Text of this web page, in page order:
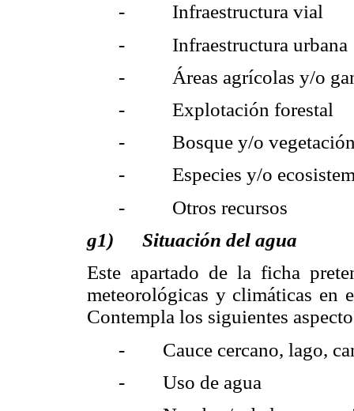
- Infraestructura vial
- Infraestructura urbana
- Áreas agrícolas y/o
- Explotación forestal
- Bosque y/o vegetación
- Especies y/o
- Otros recursos
g1) Situación del agua
Este apartado de la ficha
meteorológicas y climáticas en
Contempla los siguientes
- Cauce cercano, lago,
- Uso de agua